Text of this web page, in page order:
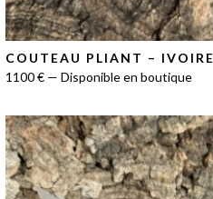
COUTEAU PLIANT –
1100 € — Disponible en boutique